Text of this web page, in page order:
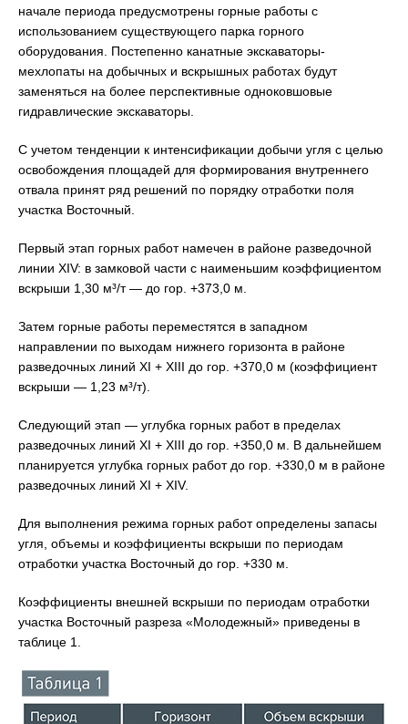
начале периода предусмотрены горные работы с
использованием существующего парка горного
оборудования. Постепенно канатные экскаваторы-
мехлопаты на добычных и вскрышных работах будут
заменяться на более перспективные одноковшовые
гидравлические экскаваторы.
С учетом тенденции к интенсификации добычи угля с целью
освобождения площадей для формирования внутреннего
отвала принят ряд решений по порядку отработки поля
участка Восточный.
Первый этап горных работ намечен в районе разведочной
линии XIV: в замковой части с наименьшим коэффициентом
вскрыши 1,30 м³/т — до гор. +373,0 м.
Затем горные работы переместятся в западном
направлении по выходам нижнего горизонта в районе
разведочных линий XI + XIII до гор. +370,0 м (коэффициент
вскрыши — 1,23 м³/т).
Следующий этап — углубка горных работ в пределах
разведочных линий XI + XIII до гор. +350,0 м. В дальнейшем
планируется углубка горных работ до гор. +330,0 м в районе
разведочных линий XI + XIV.
Для выполнения режима горных работ определены запасы
угля, объемы и коэффициенты вскрыши по периодам
отработки участка Восточный до гор. +330 м.
Коэффициенты внешней вскрыши по периодам отработки
участка Восточный разреза «Молодежный» приведены в
таблице 1.